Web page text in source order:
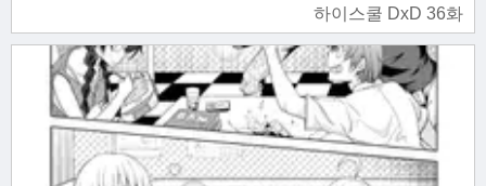
하이스쿨 DxD 36화